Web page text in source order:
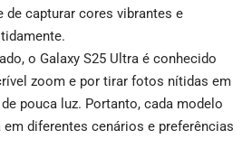
de capturar cores vibrantes e
o Galaxy S25 Ultra é conhecido
zoom e por tirar fotos nítidas em
pouca luz. Portanto, cada modelo
em diferentes cenários e preferências